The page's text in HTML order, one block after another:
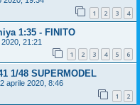
1 2 3 4
1:35 - FINITO
21:21
1 2 3 4 5 6
1/48 SUPERMODEL
aprile 2020, 8:46
1 2